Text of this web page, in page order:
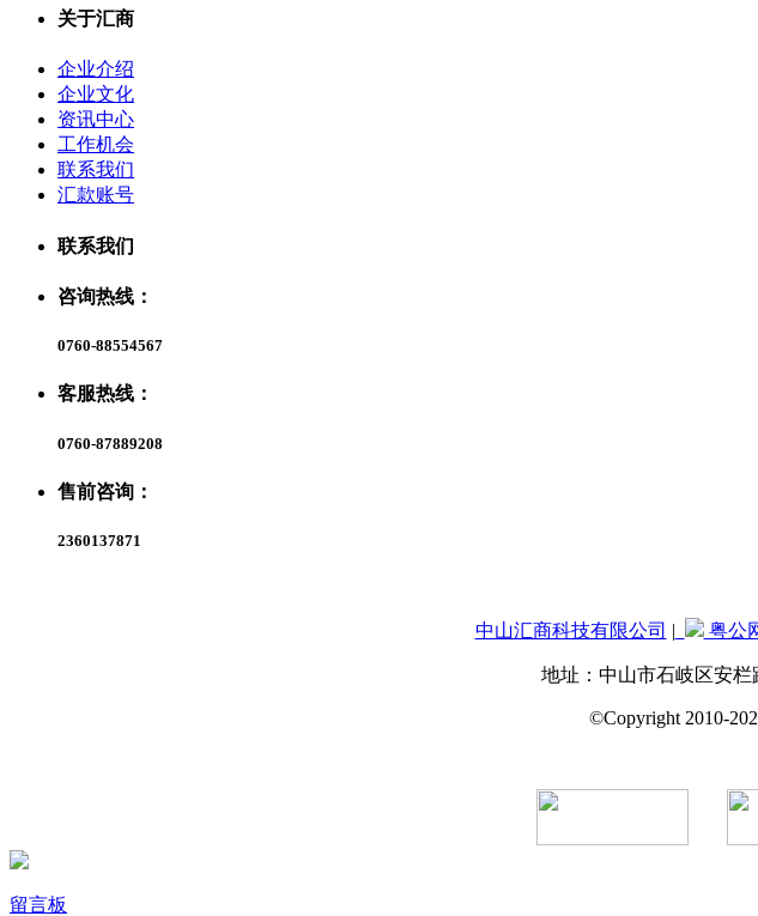
关于汇商
企业介绍
企业文化
资讯中心
工作机会
联系我们
汇款账号
联系我们
咨询热线：
0760-88554567
客服热线：
0760-87889208
售前咨询：
2360137871
中山汇商科技有限公司 | 粤公
地址：中山市石岐区安栏
©Copyright 2010-
留言板